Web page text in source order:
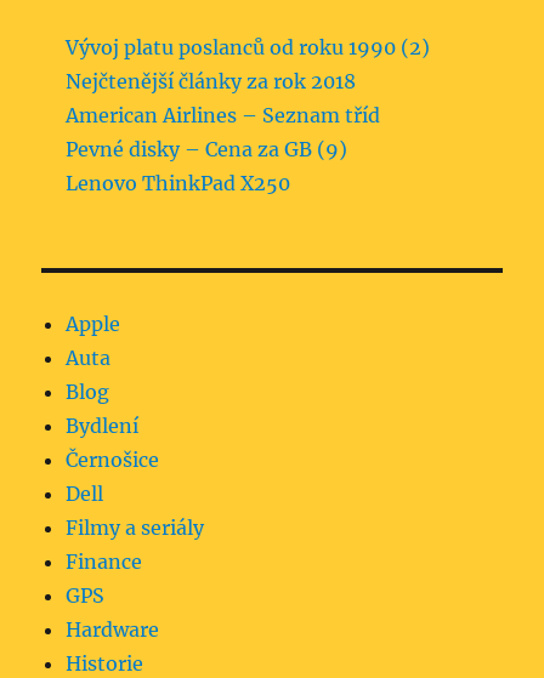
Vývoj platu poslanců od roku 1990 (2)
Nejčtenější články za rok 2018
American Airlines – Seznam tříd
Pevné disky – Cena za GB (9)
Lenovo ThinkPad X250
Apple
Auta
Blog
Bydlení
Černošice
Dell
Filmy a seriály
Finance
GPS
Hardware
Historie